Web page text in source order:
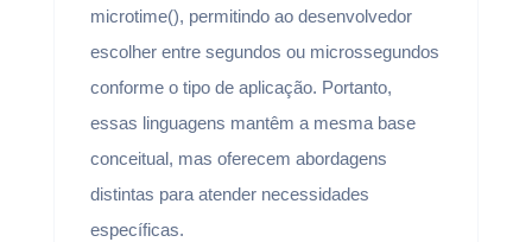
microtime(), permitindo ao desenvolvedor
escolher entre segundos ou microssegundos
conforme o tipo de aplicação. Portanto,
essas linguagens mantêm a mesma base
conceitual, mas oferecem abordagens
distintas para atender necessidades
específicas.